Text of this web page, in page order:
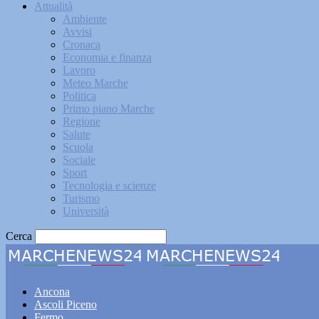
Attualità
Ambiente
Avvisi
Cronaca
Economia e finanza
Lavoro
Meteo Marche
Politica
Primo piano Marche
Regione
Salute
Scuola
Sociale
Sport
Tecnologia e scienze
Turismo
Università
Cerca
Ancona
Ascoli Piceno